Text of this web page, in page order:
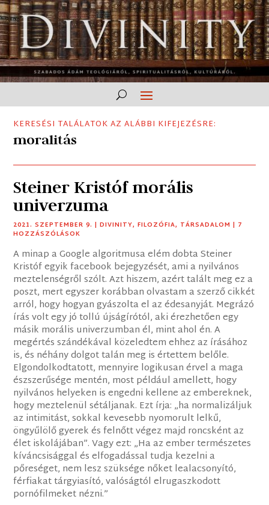
KERESÉSI TALÁLATOK AZ ALÁBBI KIFEJEZÉSRE:
moralitás
Steiner Kristóf morális
univerzuma
2021. SZEPTEMBER 9. |DIVINITY,FILOZÓFIA, TÁRSADALOM | 7
HOZZÁSZÓLÁSOK
A minap a Google algoritmusa elém dobta Steiner
Kristóf egyik facebook bejegyzését, ami a nyilvános
meztelenségről szólt. Azt hiszem, azért talált meg ez a
poszt, mert egyszer korábban olvastam a szerző cikkét
arról, hogy hogyan gyászolta el az édesanyját. Megrázó
írás volt egy jó tollú újságírótól, aki érezhetően egy
másik morális univerzumban él, mint ahol én. A
megértés szándékával közeledtem ehhez az írásához
is, és néhány dolgot talán meg is értettem belőle.
Elgondolkodtatott, mennyire logikusan érvel a maga
észszerűsége mentén, most például amellett, hogy
nyilvános helyeken is engedni kellene az embereknek,
hogy meztelenül sétáljanak. Ezt írja: „ha normalizáljuk
az intimitást, sokkal kevesebb nyomorult lelkű,
öngyűlölő gyerek és felnőtt végez majd roncsként az
élet iskolájában”. Vagy ezt: „Ha az ember természetes
kíváncsisággal és elfogadással tudja kezelni a
pőreséget, nem lesz szüksége nőket lealacsonyító,
férfiakat tárgyiasító, valóságtól elrugaszkodott
pornófilmeket nézni.”